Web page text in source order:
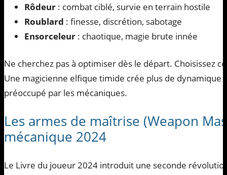
Rôdeur : combat ciblé, survie en terrain hostile
Roublard : finesse, discrétion, sabotage
Ensorceleur : chaotique, magie brute innée
Ne cherchez pas à optimiser dès le départ. Choisissez
Une magicienne elfique timide crée plus de dynamique
préoccupé par les mécaniques.
Les armes de maîtrise (Weapon
mécanique 2024
Le Livre du joueur 2024 introduit une seconde